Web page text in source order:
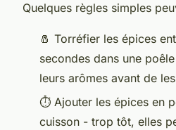
Quelques règles simples
🧂 Torréfier les épices
secondes dans une
leurs arômes avant de
⏱️ Ajouter les épices en
cuisson - trop tôt, elles